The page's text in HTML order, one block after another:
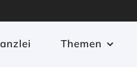
Themen